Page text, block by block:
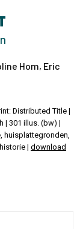
Hom, Eric
Distributed Title |
| 301 illus. (bw) |
huisplattegronden,
| download